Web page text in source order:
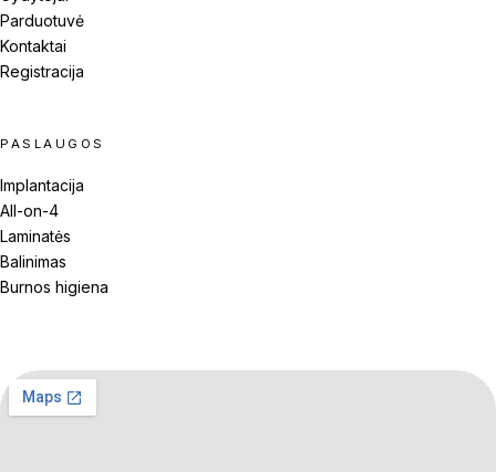
Parduotuvė
Kontaktai
Registracija
PASLAUGOS
Implantacija
All-on-4
Laminatės
Balinimas
Burnos higiena